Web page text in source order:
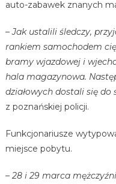
auto-zabawek znanych
– Jak ustalili śledczy,
rankiem samochodem
bramy wjazdowej i
hala magazynowa.
działowych dostali się do
z poznańskiej policji.
Funkcjonariusze
miejsce pobytu.
– 28 i 29 marca